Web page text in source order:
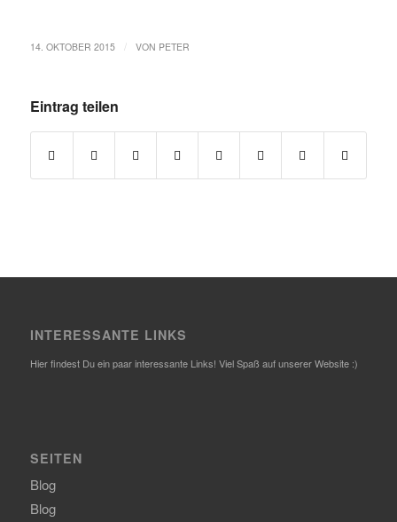
14. OKTOBER 2015 VON PETER
Eintrag teilen
INTERESSANTE LINKS
Hier findest Du ein paar interessante Links! Viel Spaß auf unserer Website :)
SEITEN
Blog
Blog